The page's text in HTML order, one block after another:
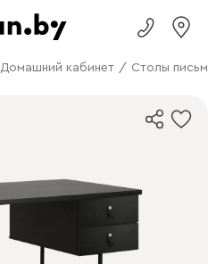
Домашний кабинет / Столы